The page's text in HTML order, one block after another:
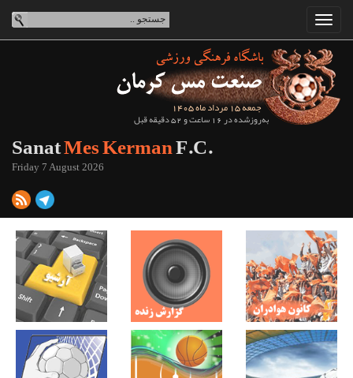
جمعه 15 مرداد ماه 1405
به‌روزشده در 16 ساعت و 52 دقیقه قبل
SanatMes KermanF.C.
Friday 7 August 2026